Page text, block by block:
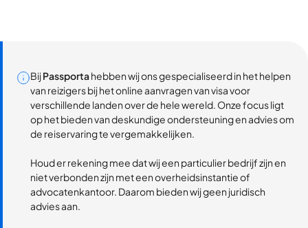
BijPassportahebben wij ons gespecialiseerd in het helpen
van reizigers bij het online aanvragen van visa voor
verschillende landen over de hele wereld. Onze focus ligt
op het bieden van deskundige ondersteuning en advies om
de reiservaring te vergemakkelijken.
Houd er rekening mee dat wij een particulier bedrijf zijn en
niet verbonden zijn met een overheidsinstantie of
advocatenkantoor. Daarom bieden wij geen juridisch
advies aan.